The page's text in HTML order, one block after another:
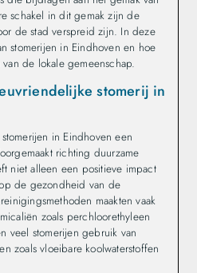
schakel in dit gemak zijn de
de stad verspreid zijn. In deze
stomerijen in Eindhoven en hoe
de lokale gemeenschap.
stomerij in
in Eindhoven een
richting duurzame
niet alleen een positieve impact
de gezondheid van de
maakten vaak
zoals perchloorethyleen
veel stomerijen gebruik van
zoals vloeibare koolwaterstoffen